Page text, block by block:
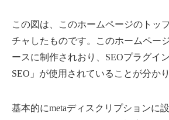
この図は、このホームページのトッ
チャしたものです。このホームペー
ースに制作されおり、SEOプラグイ
SEO」が使用されていることが分かり
基本的にmetaディスクリプションに